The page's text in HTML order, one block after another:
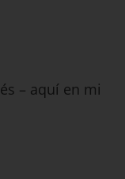
– aquí en mi